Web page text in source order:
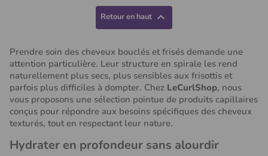
Retour en haut 
Prendre soin des cheveux bouclés et frisés demande une
attention particulière. Leur structure en spirale les rend
naturellement plus secs, plus sensibles aux frisottis et
parfois plus difficiles à dompter. Chez LeCurlShop, nous
vous proposons une sélection pointue de produits capillaires
conçus pour répondre aux besoins spécifiques des cheveux
texturés, tout en respectant leur nature.
Hydrater en profondeur sans alourdir